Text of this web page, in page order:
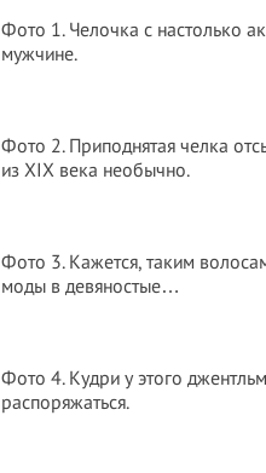
Фото 1. Челочка с настолько
мужчине.
Фото 2. Приподнятая челка
из XIX века необычно.
Фото 3. Кажется, таким
моды в девяностые…
Фото 4. Кудри у этого
распоряжаться.